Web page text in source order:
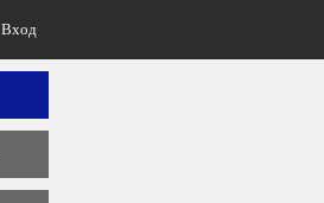
Вход